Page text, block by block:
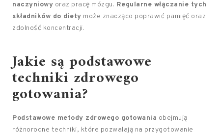
naczyniowy oraz pracę mózgu. Regularne włączanie tych
składników do diety może znacząco poprawić pamięć oraz
zdolność koncentracji.
Jakie są podstawowe
techniki zdrowego
gotowania?
Podstawowe metody zdrowego gotowania obejmują
różnorodne techniki, które pozwalają na przygotowanie